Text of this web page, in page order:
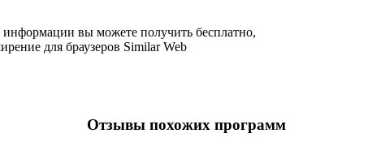
информации вы можете получить бесплатно,
для браузеров Similar Web
Отзывы похожих программ